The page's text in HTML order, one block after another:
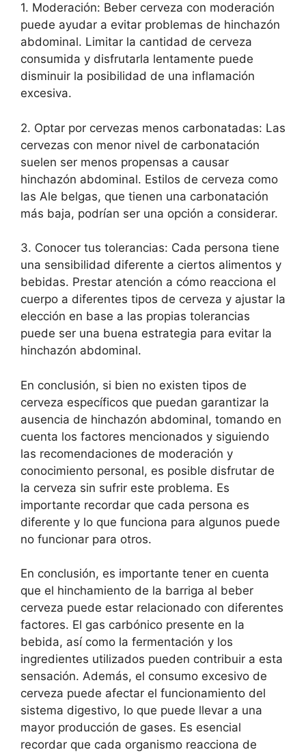
1. Moderación: Beber cerveza con moderación
puede ayudar a evitar problemas de hinchazón
abdominal. Limitar la cantidad de cerveza
consumida y disfrutarla lentamente puede
disminuir la posibilidad de una inflamación
excesiva.
2. Optar por cervezas menos carbonatadas: Las
cervezas con menor nivel de carbonatación
suelen ser menos propensas a causar
hinchazón abdominal. Estilos de cerveza como
las Ale belgas, que tienen una carbonatación
más baja, podrían ser una opción a considerar.
3. Conocer tus tolerancias: Cada persona tiene
una sensibilidad diferente a ciertos alimentos y
bebidas. Prestar atención a cómo reacciona el
cuerpo a diferentes tipos de cerveza y ajustar la
elección en base a las propias tolerancias
puede ser una buena estrategia para evitar la
hinchazón abdominal.
En conclusión, si bien no existen tipos de
cerveza específicos que puedan garantizar la
ausencia de hinchazón abdominal, tomando en
cuenta los factores mencionados y siguiendo
las recomendaciones de moderación y
conocimiento personal, es posible disfrutar de
la cerveza sin sufrir este problema. Es
importante recordar que cada persona es
diferente y lo que funciona para algunos puede
no funcionar para otros.
En conclusión, es importante tener en cuenta
que el hinchamiento de la barriga al beber
cerveza puede estar relacionado con diferentes
factores. El gas carbónico presente en la
bebida, así como la fermentación y los
ingredientes utilizados pueden contribuir a esta
sensación. Además, el consumo excesivo de
cerveza puede afectar el funcionamiento del
sistema digestivo, lo que puede llevar a una
mayor producción de gases. Es esencial
recordar que cada organismo reacciona de